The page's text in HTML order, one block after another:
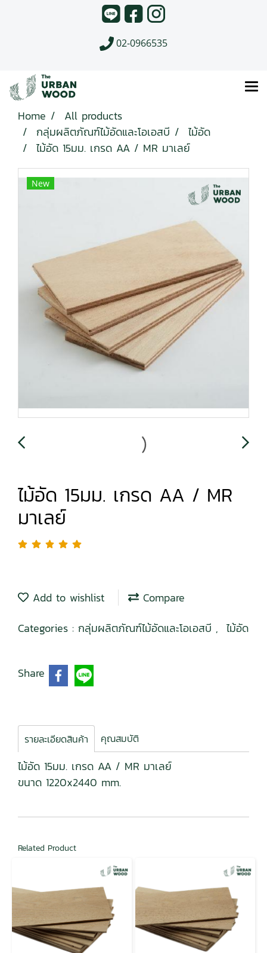
02-0966535
Home
All products
กลุ่มผลิตภัณฑ์ไม้อัดและโอเอสบี
ไม้อัด
ไม้อัด 15มม. เกรด AA / MR มาเลย์
New
ไม้อัด 15มม. เกรด AA / MR
มาเลย์
Add to wishlist
Compare
Categories : กลุ่มผลิตภัณฑ์ไม้อัดและโอเอสบี , ไม้อัด
Share
รายละเอียดสินค้า คุณสมบัติ
ไม้อัด 15มม. เกรด AA / MR มาเลย์
ขนาด 1220x2440 mm.
Related Product